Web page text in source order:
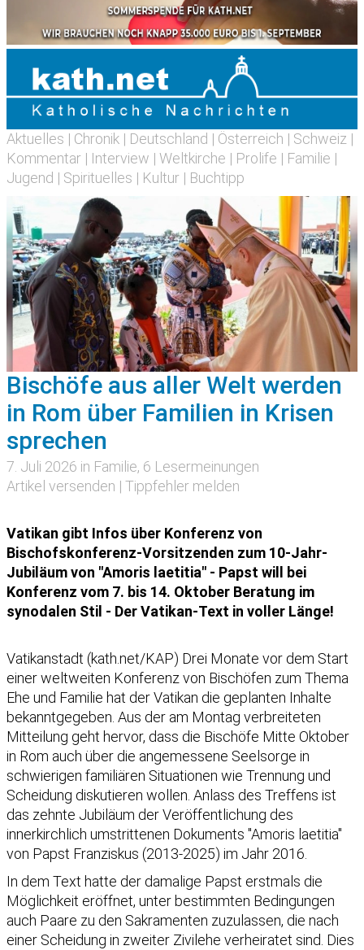
Aktuelles | Chronik | Deutschland | Österreich | Schweiz |
Kommentar | Interview | Weltkirche | Prolife | Familie |
Jugend | Spirituelles | Kultur | Buchtipp
Bischöfe aus aller Welt werden
in Rom über Familien in Krisen
sprechen
7. Juli 2026 in Familie, 6 Lesermeinungen
Artikel versenden | Tippfehler melden
Vatikan gibt Infos über Konferenz von
Bischofskonferenz-Vorsitzenden zum 10-Jahr-
Jubiläum von "Amoris laetitia" - Papst will bei
Konferenz vom 7. bis 14. Oktober Beratung im
synodalen Stil - Der Vatikan-Text in voller Länge!
Vatikanstadt (kath.net/KAP) Drei Monate vor dem Start
einer weltweiten Konferenz von Bischöfen zum Thema
Ehe und Familie hat der Vatikan die geplanten Inhalte
bekanntgegeben. Aus der am Montag verbreiteten
Mitteilung geht hervor, dass die Bischöfe Mitte Oktober
in Rom auch über die angemessene Seelsorge in
schwierigen familiären Situationen wie Trennung und
Scheidung diskutieren wollen. Anlass des Treffens ist
das zehnte Jubiläum der Veröffentlichung des
innerkirchlich umstrittenen Dokuments "Amoris laetitia"
von Papst Franziskus (2013-2025) im Jahr 2016.
In dem Text hatte der damalige Papst erstmals die
Möglichkeit eröffnet, unter bestimmten Bedingungen
auch Paare zu den Sakramenten zuzulassen, die nach
einer Scheidung in zweiter Zivilehe verheiratet sind. Dies